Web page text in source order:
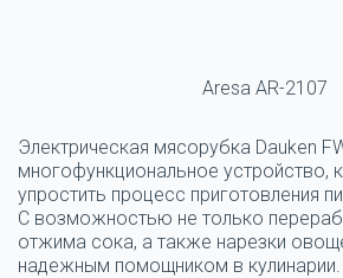
Aresa AR-2107
Электрическая мясорубка Dauken
многофункциональное устройство,
упростить процесс приготовления
С возможностью не только
отжима сока, а также нарезки
надежным помощником в кулинарии.